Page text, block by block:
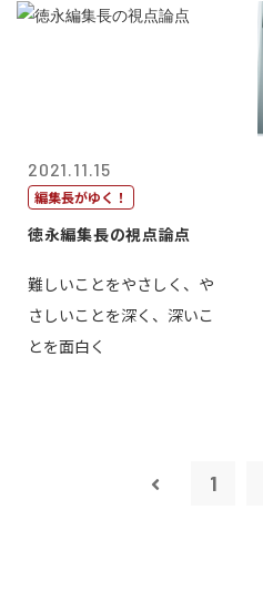
2021.11.15
編集長がゆく！
徳永編集長の視点論点
難しいことをやさしく、や
さしいことを深く、深いこ
とを面白く
1